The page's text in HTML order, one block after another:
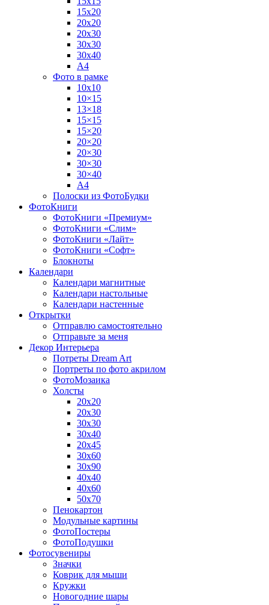
15х20
20х20
20х30
30х30
30х40
А4
Фото в рамке
10х10
10×15
13×18
15×15
15×20
20×20
20×30
30×30
30×40
A4
Полоски из ФотоБудки
ФотоКниги
ФотоКниги «Премиум»
ФотоКниги «Слим»
ФотоКниги «Лайт»
ФотоКниги «Софт»
Блокноты
Календари
Календари магнитные
Календари настольные
Календари настенные
Открытки
Отправлю самостоятельно
Отправьте за меня
Декор Интерьера
Потреты Dream Art
Портреты по фото акрилом
ФотоМозаика
Холсты
20х20
20х30
30х30
30х40
20х45
30х60
30х90
40х40
40х60
50х70
Пенокартон
Модульные картины
ФотоПостеры
ФотоПодушки
Фотоcувениры
Значки
Коврик для мыши
Кружки
Новогодние шары